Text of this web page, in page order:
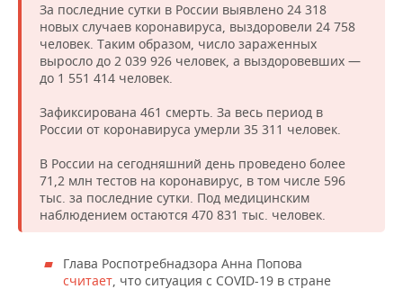
За последние сутки в России выявлено 24 318
новых случаев коронавируса, выздоровели 24 758
человек. Таким образом, число зараженных
выросло до 2 039 926 человек, а выздоровевших —
до 1 551 414 человек.
Зафиксирована 461 смерть. За весь период в
России от коронавируса умерли 35 311 человек.
В России на сегодняшний день проведено более
71,2 млн тестов на коронавирус, в том числе 596
тыс. за последние сутки. Под медицинским
наблюдением остаются 470 831 тыс. человек.
Глава Роспотребнадзора Анна Попова
считает, что ситуация с COVID-19 в стране